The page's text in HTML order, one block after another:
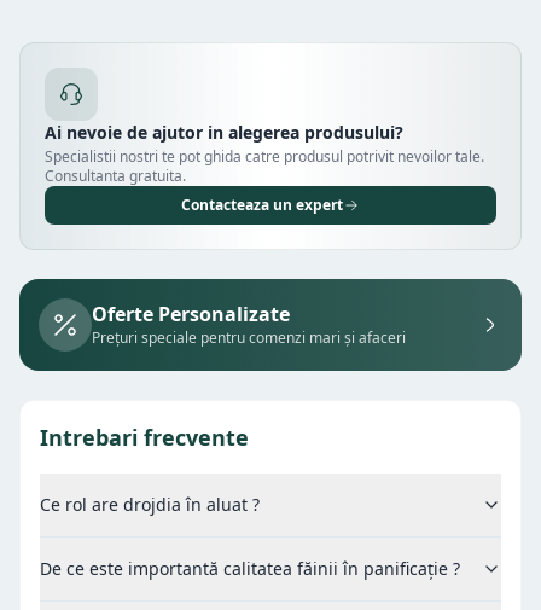
Ai nevoie de ajutor in alegerea produsului?
Specialistii nostri te pot ghida catre produsul potrivit nevoilor tale.
Consultanta gratuita.
Contacteaza un expert
Oferte Personalizate
Prețuri speciale pentru comenzi mari și afaceri
Intrebari frecvente
Ce rol are drojdia în aluat ?
De ce este importantă calitatea făinii în panificație ?